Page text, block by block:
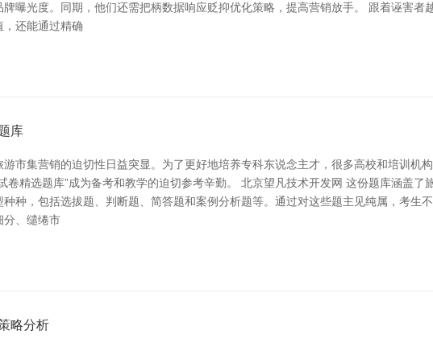
曝光度。同期，他们还需把柄数据响应贬抑优化策略，提高营销放手。 跟着诬害
还能通过精确
库
市集营销的迫切性日益突显。为了更好地培养专科东说念主才，很多高校和培训机
卷精选题库”成为备考和教学的迫切参考辛勤。 北京望凡技术开发网 这份题库涵盖
种，包括选拔题、判断题、简答题和案例分析题等。通过对这些题主见纯属，考生
分、缱绻市
略分析